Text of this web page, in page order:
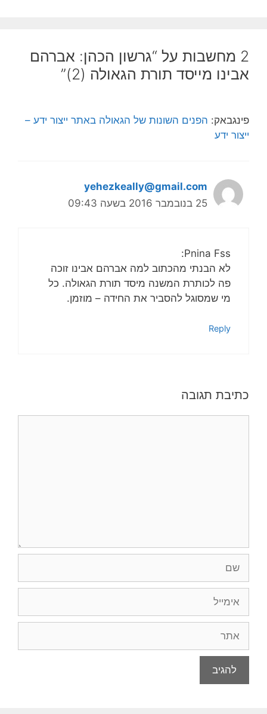
2 מחשבות על “גרשון הכהן: אברהם
אבינו מייסד תורת הגאולה (2)”
פינגבאק: הפנים השונות של הגאולה באתר ייצור ידע –
ייצור ידע
yehezkeally@gmail.com
25 בנובמבר 2016 בשעה 09:43
Pnina Fss:
לא הבנתי מהכתוב למה אברהם אבינו זוכה
פה לכותרת המשנה מיסד תורת הגאולה. כל
מי שמסוגל להסביר את החידה – מוזמן.
Reply
כתיבת תגובה